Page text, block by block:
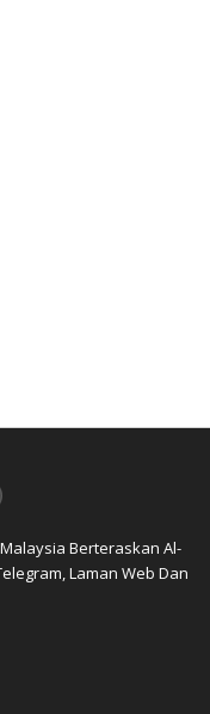
Berteraskan Al-
Laman Web Dan